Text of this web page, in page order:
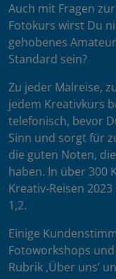
Auch mit Fragen
Fotokurs wirst Du
gehobenes
Standard sein?
Zu jeder Malreise,
jedem Kreativkurs
telefonisch, bevor
Sinn und sorgt für
die guten Noten,
haben. In über 300
Kreativ-Reisen
1,2.
Einige
Fotoworkshops
Rubrik ‚Über uns’